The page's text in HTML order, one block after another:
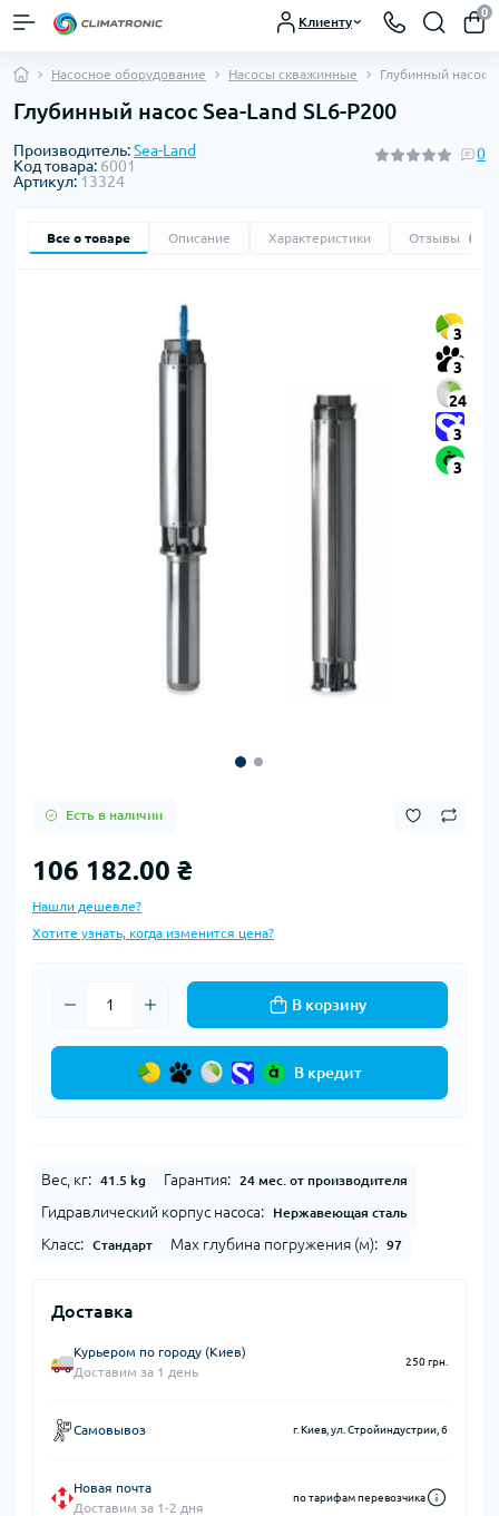
Клиенту
0
Насосное оборудование Насосы скважинные Глубинный насос
Глубинный насос Sea-Land SL6-P200
Производитель:Sea-Land
Код товара: 6001
Артикул: 13324
0
Все о товаре Описание Характеристики Отзывы
3
3
24
3
3
Есть в наличии
106 182.00 ₴
Нашли дешевле?
Хотите узнать, когда изменится цена?
В корзину
В кредит
Вес, кг: 41.5 kg Гарантия: 24 мес. от производителя
Гидравлический корпус насоса: Нержавеющая сталь
Класс: Стандарт Мах глубина погружения (м): 97
Доставка
Курьером по городу (Киев)
Доставим за 1 день
250 грн.
Самовывоз г. Киев, ул. Стройиндустрии, 6
Новая почта
Доставим за 1-2 дня
по тарифам перевозчика